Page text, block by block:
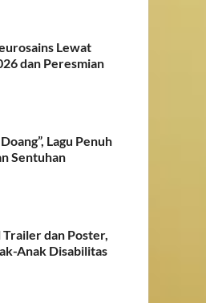
Lewat
dan Peresmian
Lagu Penuh
Sentuhan
dan Poster,
Anak Disabilitas